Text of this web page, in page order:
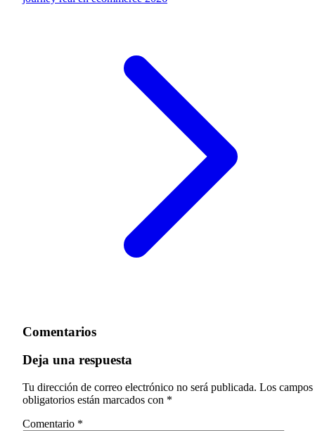
Comentarios
Deja una respuesta
Tu dirección de correo electrónico no será publicada. Los campos
obligatorios están marcados con *
Comentario *